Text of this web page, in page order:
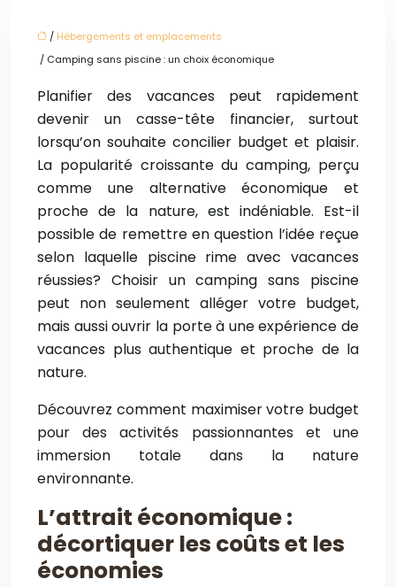
/ Hébergements et emplacements
/ Camping sans piscine : un choix économique
Planifier des vacances peut rapidement
devenir un casse-tête financier, surtout
lorsqu’on souhaite concilier budget et plaisir.
La popularité croissante du camping, perçu
comme une alternative économique et
proche de la nature, est indéniable. Est-il
possible de remettre en question l’idée reçue
selon laquelle piscine rime avec vacances
réussies? Choisir un camping sans piscine
peut non seulement alléger votre budget,
mais aussi ouvrir la porte à une expérience de
vacances plus authentique et proche de la
nature.
Découvrez comment maximiser votre budget
pour des activités passionnantes et une
immersion totale dans la nature
environnante.
L’attrait économique :
décortiquer les coûts et les
économies